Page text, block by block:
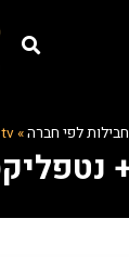
חבילות לפי חברה»tv + נטפליקס בלבד